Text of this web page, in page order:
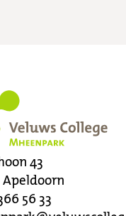
43
Apeldoorn
56 33